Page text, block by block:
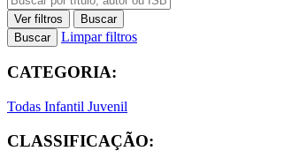
Ver filtros
Buscar
Buscar
Limpar filtros
CATEGORIA:
Todas Infantil Juvenil
CLASSIFICAÇÃO: